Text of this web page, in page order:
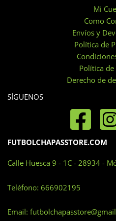
de
Mi
Como
Envíos y
Política de
Política
Derecho de
SÍGUENOS
FUTBOLCHAPASSTORE.COM
Calle Huesca 9 - 1C - 28934 -
Teléfono: 666902195
Email: